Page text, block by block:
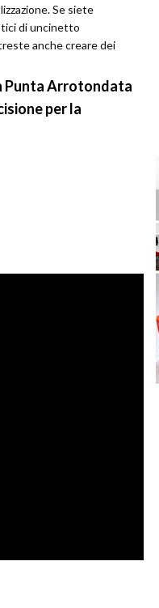
Se siete
di uncinetto
anche creare dei
Punta Arrotondata
per la